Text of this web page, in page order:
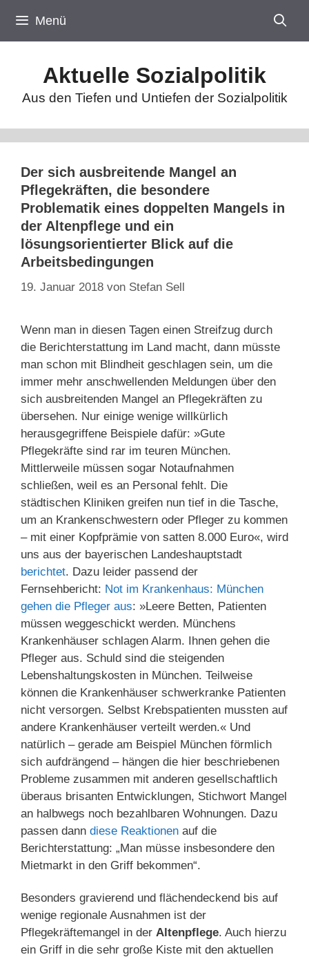
Inhalt
springen
Menü
Aktuelle Sozialpolitik
Aus den Tiefen und Untiefen der Sozialpolitik
Der sich ausbreitende Mangel an
Pflegekräften, die besondere
Problematik eines doppelten Mangels in
der Altenpflege und ein
lösungsorientierter Blick auf die
Arbeitsbedingungen
19. Januar 2018 von Stefan Sell
Wenn man in diesen Tagen einen Streifzug durch
die Berichterstattung im Land macht, dann müsste
man schon mit Blindheit geschlagen sein, um die
immer mehr anschwellenden Meldungen über den
sich ausbreitenden Mangel an Pflegekräften zu
übersehen. Nur einige wenige willkürlich
herausgegriffene Beispiele dafür: »Gute
Pflegekräfte sind rar im teuren München.
Mittlerweile müssen sogar Notaufnahmen
schließen, weil es an Personal fehlt. Die
städtischen Kliniken greifen nun tief in die Tasche,
um an Krankenschwestern oder Pfleger zu kommen
– mit einer Kopfprämie von satten 8.000 Euro«, wird
uns aus der bayerischen Landeshauptstadt
berichtet. Dazu leider passend der
Fernsehbericht: Not im Krankenhaus: München
gehen die Pfleger aus: »Leere Betten, Patienten
müssen weggeschickt werden. Münchens
Krankenhäuser schlagen Alarm. Ihnen gehen die
Pfleger aus. Schuld sind die steigenden
Lebenshaltungskosten in München. Teilweise
können die Krankenhäuser schwerkranke Patienten
nicht versorgen. Selbst Krebspatienten mussten auf
andere Krankenhäuser verteilt werden.« Und
natürlich – gerade am Beispiel München förmlich
sich aufdrängend – hängen die hier beschriebenen
Probleme zusammen mit anderen gesellschaftlich
überaus brisanten Entwicklungen, Stichwort Mangel
an halbwegs noch bezahlbaren Wohnungen. Dazu
passen dann diese Reaktionen auf die
Berichterstattung: „Man müsse insbesondere den
Mietmarkt in den Griff bekommen“.
Besonders gravierend und flächendeckend bis auf
wenige regionale Ausnahmen ist der
Pflegekräftemangel in der Altenpflege. Auch hierzu
ein Griff in die sehr große Kiste mit den aktuellen